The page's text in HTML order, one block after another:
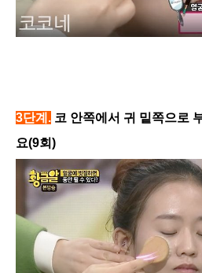
3단계. 코 안쪽에서 귀 밑쪽으로
요(9회)